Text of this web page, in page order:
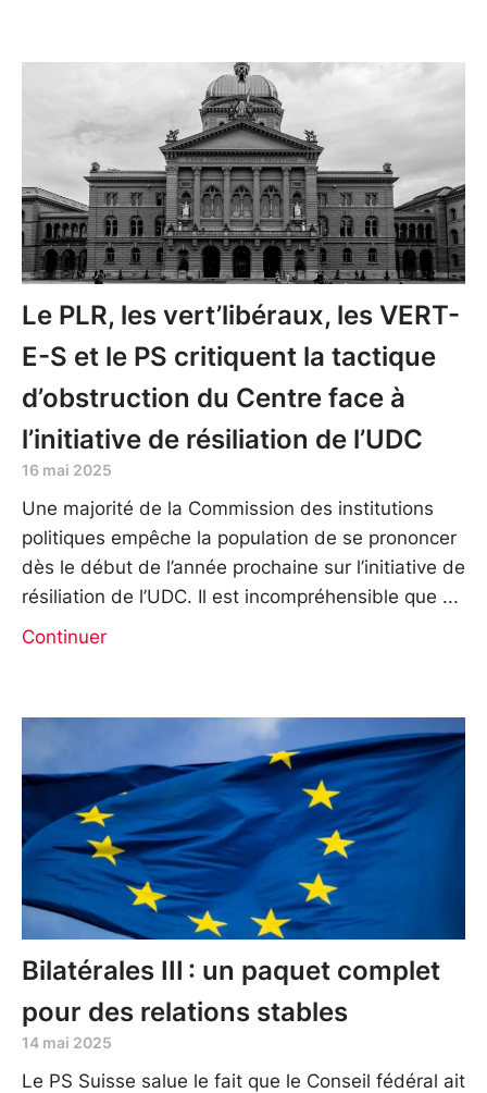
Le PLR, les vert’libéraux, les VERT-
E-S et le PS critiquent la tactique
d’obstruction du Centre face à
l’initiative de résiliation de l’UDC
16 mai 2025
Une majorité de la Commission des institutions
politiques empêche la population de se prononcer
dès le début de l’année prochaine sur l’initiative de
résiliation de l’UDC. Il est incompréhensible que
Continuer
Bilatérales III : un paquet complet
pour des relations stables
14 mai 2025
Le PS Suisse salue le fait que le Conseil fédéral ait